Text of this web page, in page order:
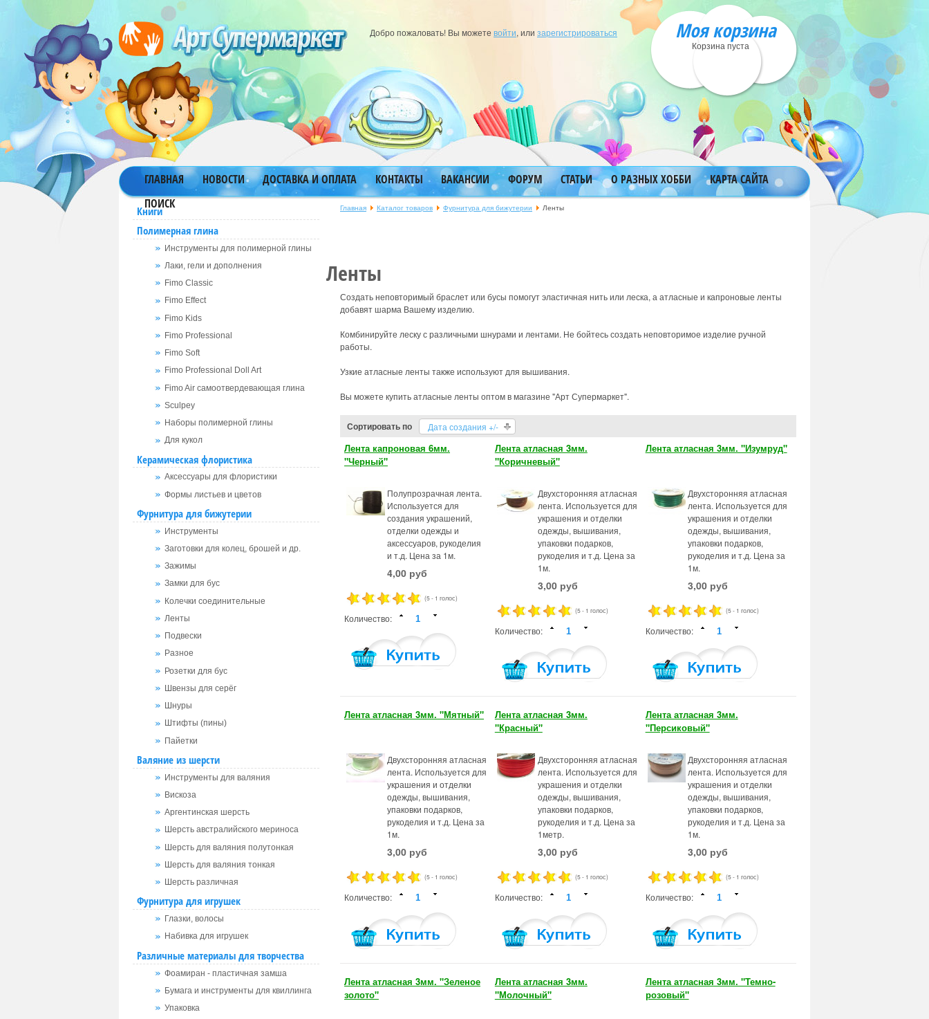
Добро пожаловать! Вы можете войти, или зарегистрироваться Моя корзина
Корзина пуста
ГЛАВНАЯ НОВОСТИ ДОСТАВКА И ОПЛАТА КОНТАКТЫ ВАКАНСИИ ФОРУМ СТАТЬИ О РАЗНЫХ ХОББИ
КАРТА САЙТА
ПОИСК
Книги
Полимерная глина
Инструменты для полимерной глины
Лаки, гели и дополнения
Fimo Classic
Fimo Effect
Fimo Kids
Fimo Professional
Fimo Soft
Fimo Professional Doll Art
Fimo Air самоотвердевающая глина
Sculpey
Наборы полимерной глины
Для кукол
Керамическая флористика
Аксессуары для флористики
Формы листьев и цветов
Фурнитура для бижутерии
Инструменты
Заготовки для колец, брошей и др.
Зажимы
Замки для бус
Колечки соединительные
Ленты
Подвески
Разное
Розетки для бус
Швензы для серёг
Шнуры
Штифты (пины)
Пайетки
Валяние из шерсти
Инструменты для валяния
Вискоза
Аргентинская шерсть
Шерсть австралийского мериноса
Шерсть для валяния полутонкая
Шерсть для валяния тонкая
Шерсть различная
Фурнитура для игрушек
Глазки, волосы
Набивка для игрушек
Различные материалы для творчества
Фоамиран - пластичная замша
Бумага и инструменты для квиллинга
Упаковка
Главная Каталог товаров Фурнитура для бижутерии Ленты
Ленты
Создать неповторимый браслет или бусы помогут эластичная нить или леска, а атласные и капроновые ленты
добавят шарма Вашему изделию.
Комбинируйте леску с различными шнурами и лентами. Не бойтесь создать неповторимое изделие ручной
работы.
Узкие атласные ленты также используют для вышивания.
Вы можете купить атласные ленты оптом в магазине "Арт Супермаркет".
Сортировать по Дата создания +/-
Лента капроновая 6мм.
"Черный"
Полупрозрачная лента.
Используется для
создания украшений,
отделки одежды и
аксессуаров, рукоделия
и т.д. Цена за 1м.
4,00 руб
(5 - 1 голос)
Количество:
Лента атласная 3мм.
"Коричневый"
Двухсторонняя атласная
лента. Используется для
украшения и отделки
одежды, вышивания,
упаковки подарков,
рукоделия и т.д. Цена за
1м.
3,00 руб
(5 - 1 голос)
Количество:
Лента атласная 3мм. "Изумруд"
Двухсторонняя атласная
лента. Используется для
украшения и отделки
одежды, вышивания,
упаковки подарков,
рукоделия и т.д. Цена за
1м.
3,00 руб
(5 - 1 голос)
Количество:
Лента атласная 3мм. "Мятный"
Двухсторонняя атласная
лента. Используется для
украшения и отделки
одежды, вышивания,
упаковки подарков,
рукоделия и т.д. Цена за
1м.
3,00 руб
(5 - 1 голос)
Количество:
Лента атласная 3мм.
"Красный"
Двухсторонняя атласная
лента. Используется для
украшения и отделки
одежды, вышивания,
упаковки подарков,
рукоделия и т.д. Цена за
1метр.
3,00 руб
(5 - 1 голос)
Количество:
Лента атласная 3мм.
"Персиковый"
Двухсторонняя атласная
лента. Используется для
украшения и отделки
одежды, вышивания,
упаковки подарков,
рукоделия и т.д. Цена за
1м.
3,00 руб
(5 - 1 голос)
Количество:
Лента атласная 3мм. "Зеленое
золото"
Лента атласная 3мм.
"Молочный"
Лента атласная 3мм. "Темно-
розовый"